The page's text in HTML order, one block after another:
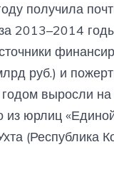
получила
2013–2014
руб.) и
выросли на
юрлиц​